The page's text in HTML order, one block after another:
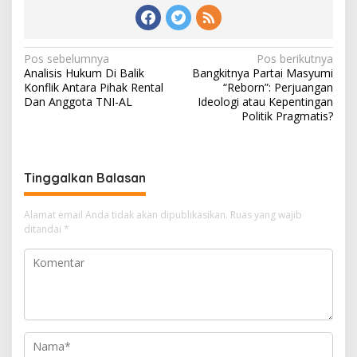
N
a
v
a
s
i
p
o
Pos sebelumnya
Analisis Hukum Di Balik
Konflik Antara Pihak Rental
Dan Anggota TNI-AL
Pos berikutnya
Bangkitnya Partai Masyumi
“Reborn”: Perjuangan
Ideologi atau Kepentingan
Politik Pragmatis?
Tinggalkan Balasan
Alamat email Anda tidak akan dipublikasikan. Ruas yang wajib
ditandai *